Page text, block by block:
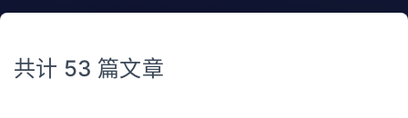
共计 53 篇文章